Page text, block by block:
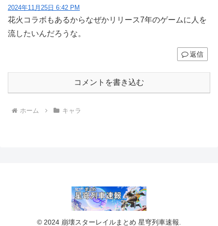
2024年11月25日 6:42 PM
花火コラボもあるからなぜかリリース7年のゲームに人を
流したいんだろうな。
返信
コメントを書き込む
ホーム キャラ
© 2024 崩壊スターレイルまとめ 星穹列車速報.